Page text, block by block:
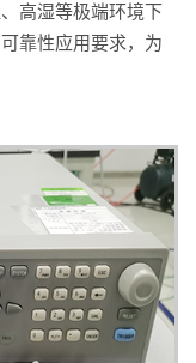
高湿等极端环境下
靠性应用要求，为